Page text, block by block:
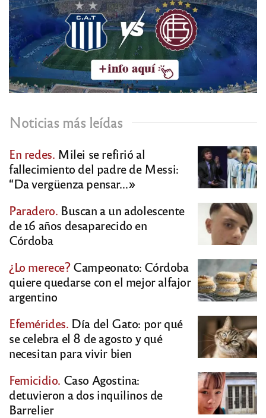
Noticias más leídas
En redes. Milei se refirió al
fallecimiento del padre de Messi:
“Da vergüenza pensar…»
Paradero. Buscan a un adolescente
de 16 años desaparecido en
Córdoba
¿Lo merece?Campeonato: Córdoba
quiere quedarse con el mejor alfajor
argentino
Efemérides. Día del Gato: por qué
se celebra el 8 de agosto y qué
necesitan para vivir bien
Femicidio. Caso Agostina:
detuvieron a dos inquilinos de
Barrelier